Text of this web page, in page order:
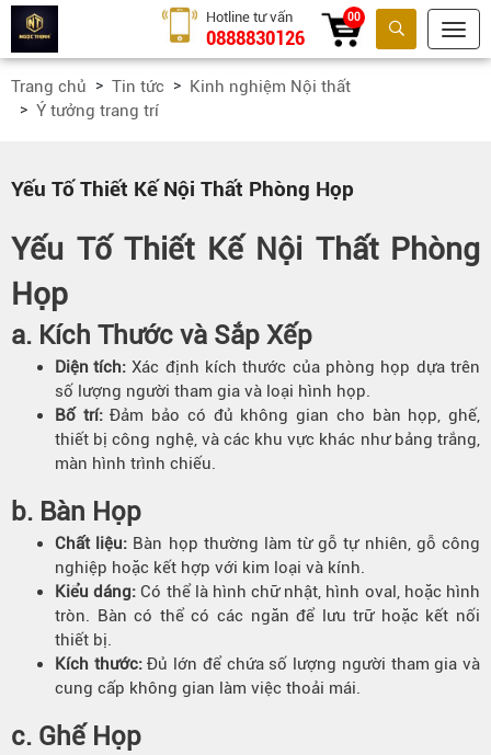
Tìm kiếm
Hotline tư vấn
0888830126
00
Trang chủ Tin tức
Kinh nghiệm Nội thất
Ý tưởng trang trí
Yếu Tố Thiết Kế Nội Thất Phòng Họp
Yếu Tố Thiết Kế Nội Thất Phòng
Họp
a. Kích Thước và Sắp Xếp
Diện tích: Xác định kích thước của phòng họp dựa trên
số lượng người tham gia và loại hình họp.
Bố trí:Đảm bảo có đủ không gian cho bàn họp, ghế,
thiết bị công nghệ, và các khu vực khác như bảng trắng,
màn hình trình chiếu.
b. Bàn Họp
Chất liệu: Bàn họp thường làm từ gỗ tự nhiên, gỗ công
nghiệp hoặc kết hợp với kim loại và kính.
Kiểu dáng: Có thể là hình chữ nhật, hình oval, hoặc hình
tròn. Bàn có thể có các ngăn để lưu trữ hoặc kết nối
thiết bị.
Kích thước:Đủ lớn để chứa số lượng người tham gia và
cung cấp không gian làm việc thoải mái.
c. Ghế Họp